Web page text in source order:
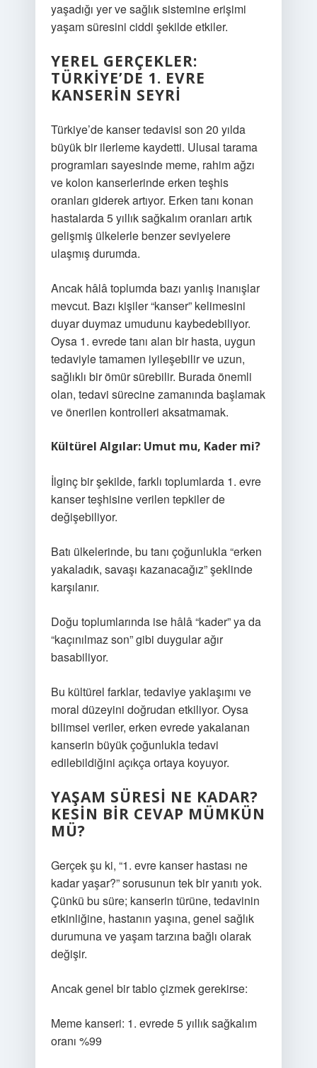
yaşadığı yer ve sağlık sistemine erişimi
yaşam süresini ciddi şekilde etkiler.
YEREL GERÇEKLER:
TÜRKIYE’DE 1. EVRE
KANSERIN SEYRI
Türkiye’de kanser tedavisi son 20 yılda
büyük bir ilerleme kaydetti. Ulusal tarama
programları sayesinde meme, rahim ağzı
ve kolon kanserlerinde erken teşhis
oranları giderek artıyor. Erken tanı konan
hastalarda 5 yıllık sağkalım oranları artık
gelişmiş ülkelerle benzer seviyelere
ulaşmış durumda.
Ancak hâlâ toplumda bazı yanlış inanışlar
mevcut. Bazı kişiler “kanser” kelimesini
duyar duymaz umudunu kaybedebiliyor.
Oysa 1. evrede tanı alan bir hasta, uygun
tedaviyle tamamen iyileşebilir ve uzun,
sağlıklı bir ömür sürebilir. Burada önemli
olan, tedavi sürecine zamanında başlamak
ve önerilen kontrolleri aksatmamak.
Kültürel Algılar: Umut mu, Kader mi?
İlginç bir şekilde, farklı toplumlarda 1. evre
kanser teşhisine verilen tepkiler de
değişebiliyor.
Batı ülkelerinde, bu tanı çoğunlukla “erken
yakaladık, savaşı kazanacağız” şeklinde
karşılanır.
Doğu toplumlarında ise hâlâ “kader” ya da
“kaçınılmaz son” gibi duygular ağır
basabiliyor.
Bu kültürel farklar, tedaviye yaklaşımı ve
moral düzeyini doğrudan etkiliyor. Oysa
bilimsel veriler, erken evrede yakalanan
kanserin büyük çoğunlukla tedavi
edilebildiğini açıkça ortaya koyuyor.
YAŞAM SÜRESI NE KADAR?
KESIN BIR CEVAP MÜMKÜN
MÜ?
Gerçek şu ki, “1. evre kanser hastası ne
kadar yaşar?” sorusunun tek bir yanıtı yok.
Çünkü bu süre; kanserin türüne, tedavinin
etkinliğine, hastanın yaşına, genel sağlık
durumuna ve yaşam tarzına bağlı olarak
değişir.
Ancak genel bir tablo çizmek gerekirse:
Meme kanseri: 1. evrede 5 yıllık sağkalım
oranı %99